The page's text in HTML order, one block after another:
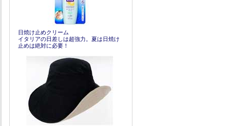
日焼け止めクリーム
イタリアの日差しは超強力。夏は日焼け
止めは絶対に必要！